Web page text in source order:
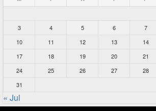
3
4 5 6 7
10
11 12 13 14
17
18 19 20 21
24
25 26 27 28
31
« Jul